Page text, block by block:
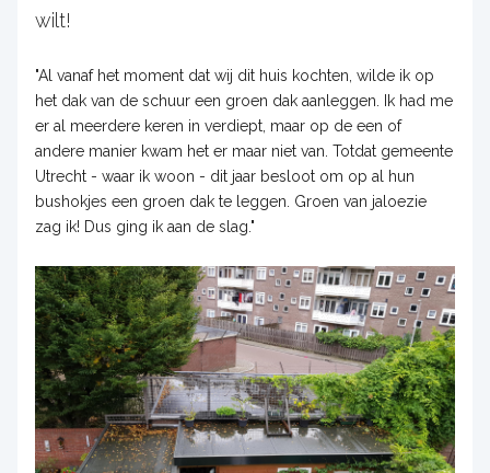
wilt!
"Al vanaf het moment dat wij dit huis kochten, wilde ik op
het dak van de schuur een groen dak aanleggen. Ik had me
er al meerdere keren in verdiept, maar op de een of
andere manier kwam het er maar niet van. Totdat gemeente
Utrecht - waar ik woon - dit jaar besloot om op al hun
bushokjes een groen dak te leggen. Groen van jaloezie
zag ik! Dus ging ik aan de slag."